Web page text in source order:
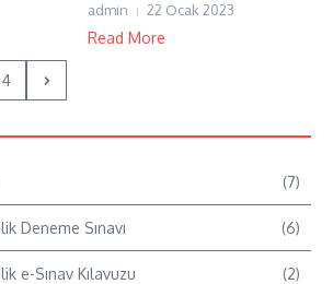
admin 22 Ocak 2023
Read More
4
(7)
Deneme Sınavı (6)
e-Sınav Kılavuzu (2)